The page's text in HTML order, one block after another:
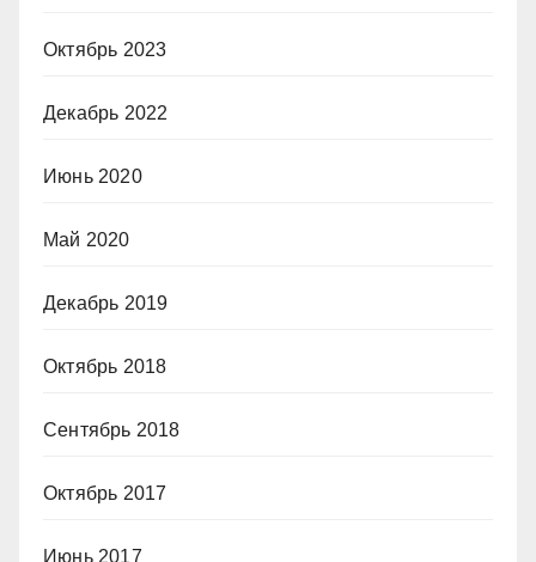
Октябрь 2023
Декабрь 2022
Июнь 2020
Май 2020
Декабрь 2019
Октябрь 2018
Сентябрь 2018
Октябрь 2017
Июнь 2017